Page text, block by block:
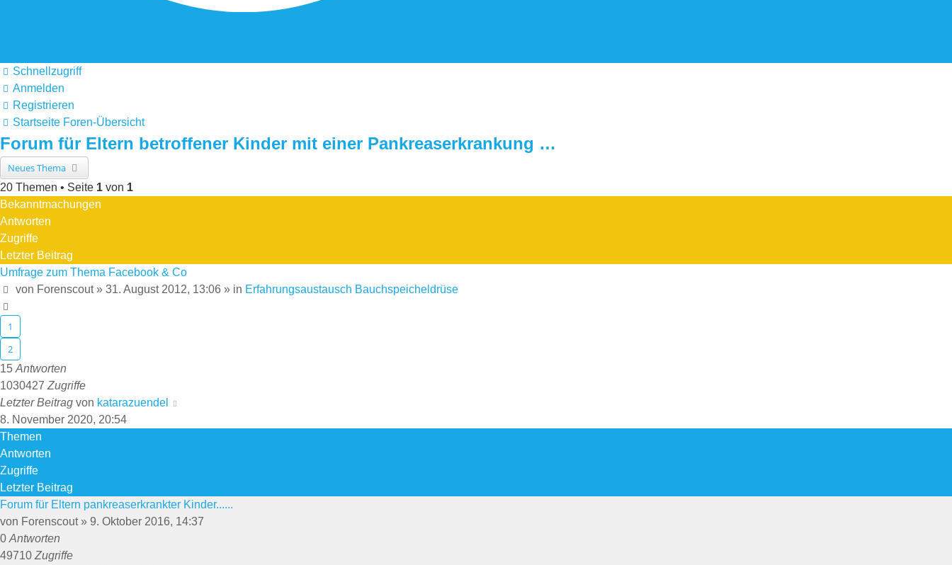
Schnellzugriff
Anmelden
Registrieren
Startseite Foren-Übersicht
Forum für Eltern betroffener Kinder mit einer Pankreaserkrankung …
Neues Thema
20 Themen • Seite 1 von 1
Bekanntmachungen
Antworten
Zugriffe
Letzter Beitrag
Umfrage zum Thema Facebook & Co
von Forenscout» 31. August 2012, 13:06 » in Erfahrungsaustausch Bauchspeicheldrüse
1
2
15 Antworten
1030427 Zugriffe
Letzter Beitrag von katarazuendel
8. November 2020, 20:54
Themen
Antworten
Zugriffe
Letzter Beitrag
Forum für Eltern pankreaserkrankter Kinder......
von Forenscout» 9. Oktober 2016, 14:37
0 Antworten
49710 Zugriffe